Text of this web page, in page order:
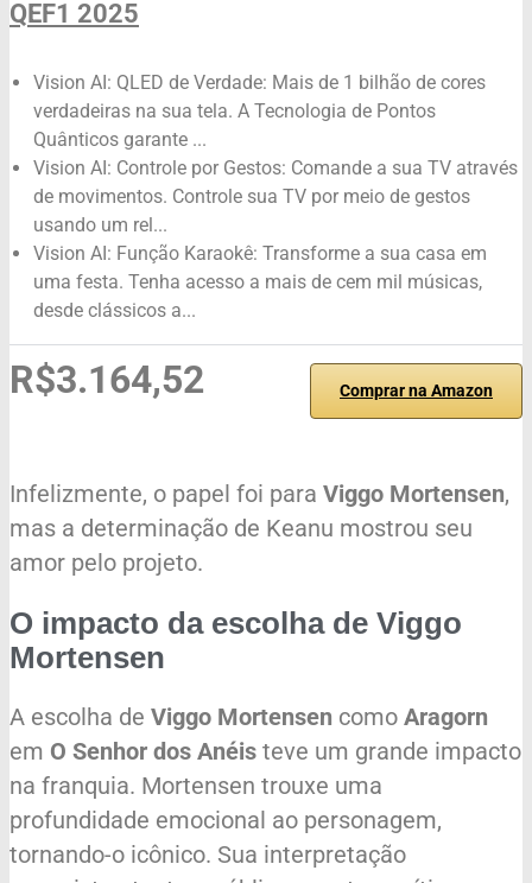
QEF1 2025
Vision AI: QLED de Verdade: Mais de 1 bilhão de cores
verdadeiras na sua tela. A Tecnologia de Pontos
Quânticos garante ...
Vision AI: Controle por Gestos: Comande a sua TV através
de movimentos. Controle sua TV por meio de gestos
usando um rel...
Vision AI: Função Karaokê: Transforme a sua casa em
uma festa. Tenha acesso a mais de cem mil músicas,
desde clássicos a...
R$3.164,52 Comprar na Amazon
Infelizmente, o papel foi para Viggo Mortensen,
mas a determinação de Keanu mostrou seu
amor pelo projeto.
O impacto da escolha de Viggo
Mortensen
A escolha de Viggo Mortensen como Aragorn
em O Senhor dos Anéis teve um grande impacto
na franquia. Mortensen trouxe uma
profundidade emocional ao personagem,
tornando-o icônico. Sua interpretação